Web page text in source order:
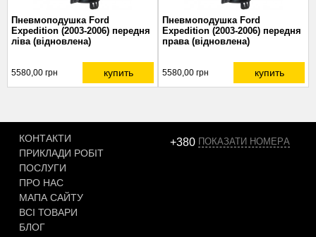
Пневмоподушка Ford
Expedition (2003-2006) передня
ліва (відновлена)
5580,00 грн купить
Пневмоподушка Ford
Expedition (2003-2006) передня
права (відновлена)
5580,00 грн купить
КОНТАКТИ
ПРИКЛАДИ РОБІТ
ПОСЛУГИ
ПРО НАС
МАПА САЙТУ
ВСІ ТОВАРИ
БЛОГ
+380 ПОКАЗАТИ НОМЕРA